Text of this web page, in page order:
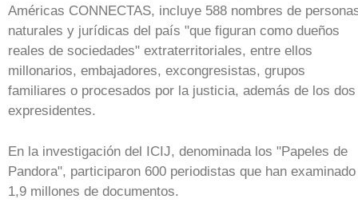
Américas CONNECTAS, incluye 588 nombres de
naturales y jurídicas del país "que figuran como dueños
reales de sociedades" extraterritoriales, entre ellos
millonarios, embajadores, excongresistas, grupos
familiares o procesados por la justicia, además de los dos
expresidentes.
En la investigación del ICIJ, denominada los "Papeles de
Pandora", participaron 600 periodistas que han examinado
1,9 millones de documentos.